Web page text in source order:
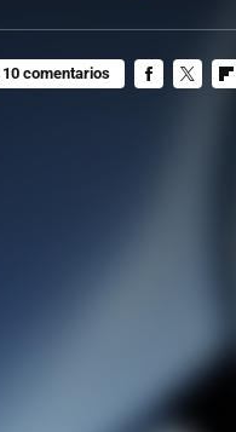
10 comentarios